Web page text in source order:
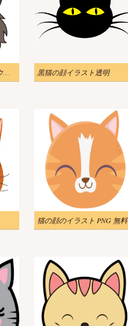
猫の顔イラスト PNG ダウンロード 黒猫の顔イラスト透明
猫の顔のイラスト PNG 無料